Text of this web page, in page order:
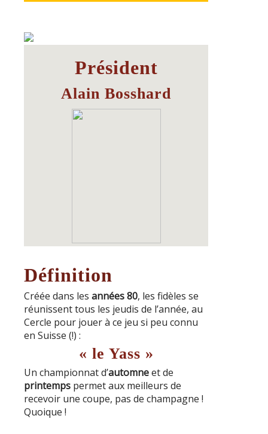
Président
Alain Bosshard
Définition
Créée dans les années 80, les fidèles se
réunissent tous les jeudis de l’année, au
Cercle pour jouer à ce jeu si peu connu
en Suisse (!) :
« le Yass »
Un championnat d’automneet de
printemps permet aux meilleurs de
recevoir une coupe, pas de champagne !
Quoique !